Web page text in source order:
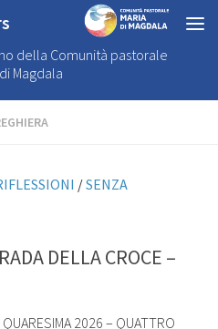
della Comunità pastorale
Magdala
/SENZA
DELLA CROCE –
2026 – QUATTRO